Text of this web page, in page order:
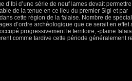
d’une série de neuf lames devait permettre
de la tenue en ce lieu du premier Sigi et par
cette région de la falaise. Nombre de
d’ordre archéologique que ce serait en effet
progressivement le territoire, -plaine
comme tardive cette période généralement